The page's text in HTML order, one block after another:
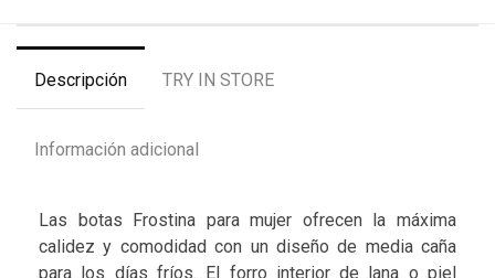
Descripción TRY IN STORE
Información adicional
Las botas Frostina para mujer ofrecen la máxima
calidez y comodidad con un diseño de media caña
para los días fríos. El forro interior de lana o piel